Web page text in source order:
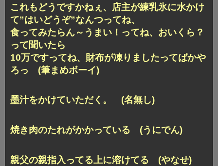
これもどうですかねぇ、店主が練乳氷に水かけ
て”はいどうぞ”なんつってね、
食ってみたらん～うまい！ってね、おいくら？
って聞いたら
10万ですってね、財布が凍りましたってばかや
ろっ (筆まめボーイ)
墨汁をかけていただく。 (名無し)
焼き肉のたれがかかっている (うにでん)
親父の親指入ってる上に溶けてる (やなせ)